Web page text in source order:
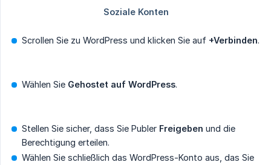
Scrollen Sie zu WordPress und klicken Sie auf +Verbinden.
Wählen Sie Gehostet auf WordPress.
Stellen Sie sicher, dass Sie Publer Freigeben und die
Berechtigung erteilen.
Wählen Sie schließlich das WordPress-Konto aus, das Sie